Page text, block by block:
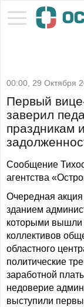
00:00, 29 Октября
Первый
заверил
праздникам
Сообщение
агентства
Очередная
зданием
которыми вышли
коллективов
областного
политические
заработной
недоверие
выступили